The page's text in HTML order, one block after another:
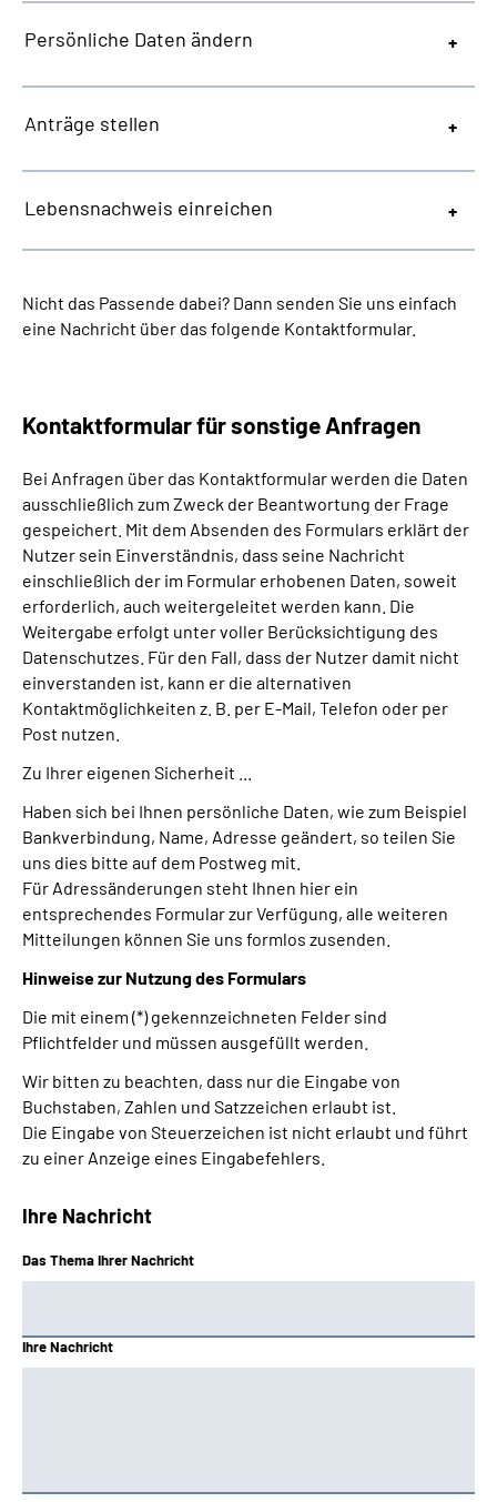
Persönliche Daten ändern
Anträge stellen
Lebensnachweis einreichen
Nicht das Passende dabei? Dann senden Sie uns einfach
eine Nachricht über das folgende Kontaktformular.
Kontaktformular für sonstige Anfragen
Bei Anfragen über das Kontaktformular werden die Daten
ausschließlich zum Zweck der Beantwortung der Frage
gespeichert. Mit dem Absenden des Formulars erklärt der
Nutzer sein Einverständnis, dass seine Nachricht
einschließlich der im Formular erhobenen Daten, soweit
erforderlich, auch weitergeleitet werden kann. Die
Weitergabe erfolgt unter voller Berücksichtigung des
Datenschutzes. Für den Fall, dass der Nutzer damit nicht
einverstanden ist, kann er die alternativen
Kontaktmöglichkeiten z. B. per E-Mail, Telefon oder per
Post nutzen.
Zu Ihrer eigenen Sicherheit ...
Haben sich bei Ihnen persönliche Daten, wie zum Beispiel
Bankverbindung, Name, Adresse geändert, so teilen Sie
uns dies bitte auf dem Postweg mit.
Für Adressänderungen steht Ihnen hier ein
entsprechendes Formular zur Verfügung, alle weiteren
Mitteilungen können Sie uns formlos zusenden.
Hinweise zur Nutzung des Formulars
Die mit einem (*) gekennzeichneten Felder sind
Pflichtfelder und müssen ausgefüllt werden.
Wir bitten zu beachten, dass nur die Eingabe von
Buchstaben, Zahlen und Satzzeichen erlaubt ist.
Die Eingabe von Steuerzeichen ist nicht erlaubt und führt
zu einer Anzeige eines Eingabefehlers.
Ihre Nachricht
Das Thema Ihrer Nachricht
Ihre Nachricht